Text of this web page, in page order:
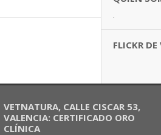
.
FLICKR
VETNATURA, CALLE CISCAR 53,
VALENCIA: CERTIFICADO ORO
CLÍNICA